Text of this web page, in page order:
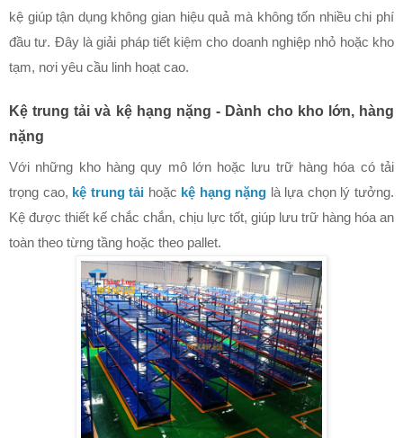
kệ giúp tận dụng không gian hiệu quả mà không tốn nhiều chi phí
đầu tư. Đây là giải pháp tiết kiệm cho doanh nghiệp nhỏ hoặc kho
tạm, nơi yêu cầu linh hoạt cao.
Kệ trung tải và kệ hạng nặng - Dành cho kho lớn, hàng
nặng
Với những kho hàng quy mô lớn hoặc lưu trữ hàng hóa có tải
trọng cao, kệ trung tải hoặc kệ hạng nặng là lựa chọn lý tưởng.
Kệ được thiết kế chắc chắn, chịu lực tốt, giúp lưu trữ hàng hóa an
toàn theo từng tầng hoặc theo pallet.